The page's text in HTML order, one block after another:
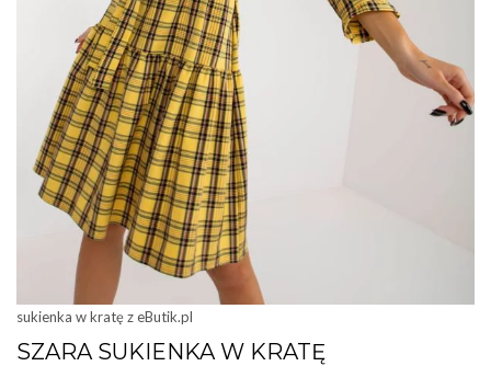
sukienka w kratę z eButik.pl
SZARA SUKIENKA W KRATĘ